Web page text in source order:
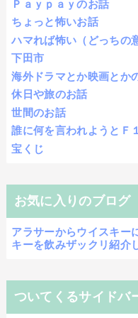
Ｐａｙｐａｙのお話
ちょっと怖いお話
ハマれば怖い（どっちの
下田市
海外ドラマとか映画とか
休日や旅のお話
世間のお話
誰に何を言われようとＦ
宝くじ
お気に入りのブログ
アラサーからウイスキー
キーを飲みザックリ紹介
ついてくるサイドバ